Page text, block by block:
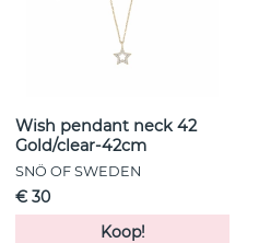
Wish pendant neck 42
Gold/clear-42cm
SNÖ OF SWEDEN
€ 30
Koop!